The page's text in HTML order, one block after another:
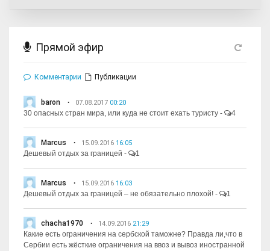
Прямой эфир
Комментарии Публикации
baron 07.08.2017 00:20
30 опасных стран мира, или куда не стоит ехать туристу - 4
Marcus 15.09.2016 16:05
Дешевый отдых за границей - 1
Marcus 15.09.2016 16:03
Дешевый отдых за границей – не обязательно плохой! - 1
chacha1970 14.09.2016 21:29
Какие есть ограничения на сербской таможне? Правда ли,что в
Сербии есть жёсткие ограничения на ввоз и вывоз иностранной